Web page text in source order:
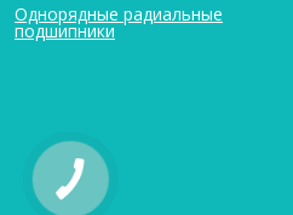
Однорядные радиальные
подшипники